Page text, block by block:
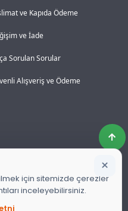
ve Kapıda Ödeme
ve İade
Sorulan Sorular
Alışveriş ve Ödeme
için sitemizde çerezler
inceleyebilirsiniz.
×